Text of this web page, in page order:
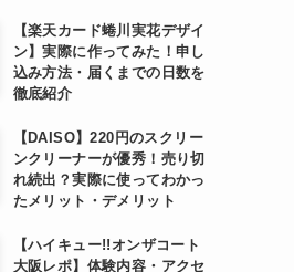
【楽天カード蜷川実花デザイ
ン】実際に作ってみた！申し
込み方法・届くまでの日数を
徹底紹介
【DAISO】220円のスクリー
ンクリーナーが優秀！売り切
れ続出？実際に使ってわかっ
たメリット・デメリット
【ハイキュー!!オンザコート
大阪レポ】体験内容・アクセ